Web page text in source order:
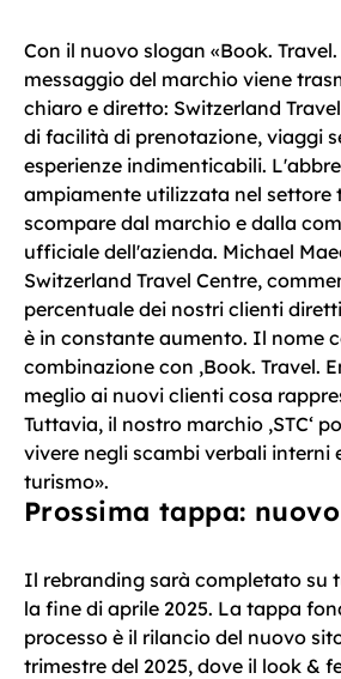
Con il nuovo slogan «Book. Travel.
messaggio del marchio viene
chiaro e diretto: Switzerland
di facilità di prenotazione, viaggi
esperienze indimenticabili.
ampiamente utilizzata nel settore
scompare dal marchio e dalla
ufficiale dell'azienda. Michael
Switzerland Travel Centre,
percentuale dei nostri clienti
è in constante aumento. Il nome
combinazione con ‚Book. Travel.
meglio ai nuovi clienti cosa
Tuttavia, il nostro marchio ‚STC‘
vivere negli scambi verbali interni
turismo».
Prossima tappa:
Il rebranding sarà completato su
la fine di aprile 2025. La tappa
processo è il rilancio del nuovo
trimestre del 2025, dove il look &